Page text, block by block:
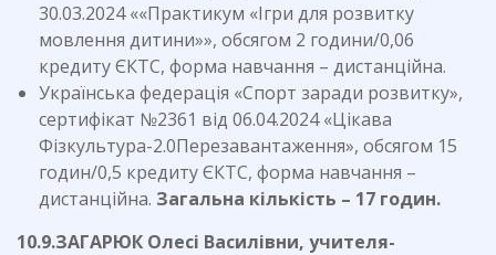
30.03.2024 ««Практикум «Ігри для розвитку
мовлення дитини»», обсягом 2 години/0,06
кредиту ЄКТС, форма навчання – дистанційна.
Українська федерація «Спорт заради розвитку»,
сертифікат №2361 від 06.04.2024 «Цікава
Фізкультура-2.0Перезавантаження», обсягом 15
годин/0,5 кредиту ЄКТС, форма навчання –
дистанційна. Загальна кількість – 17 годин.
10.9.ЗАГАРЮК Олесі Василівни, учителя-